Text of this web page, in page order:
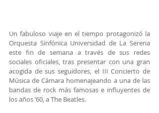
Un fabuloso viaje en el tiempo protagonizó la
Orquesta Sinfónica Universidad de La Serena
este fin de semana a través de sus redes
sociales oficiales, tras presentar con una gran
acogida de sus seguidores, el III Concierto de
Música de Cámara homenajeando a una de las
bandas de rock más famosas e influyentes de
los años ’60, a The Beatles.